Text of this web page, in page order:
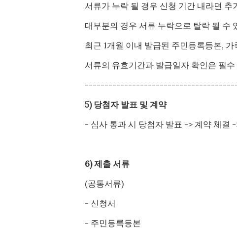
서류가 누락 될 경우 신청 기간 내라면
대부분의 경우 서류 누락으로 탈락 될 수
최근 1개월 이내 발급된 주민등록등본,
서류의 유효기간과 발급일자 확인은 필수
5) 당첨자 발표 및 계약
- 심사 통과 시 당첨자 발표 -> 계약 체결
6) 제출 서류
(공통서류)
- 신청서
- 주민등록등본